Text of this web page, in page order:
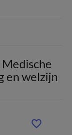
en welzijn